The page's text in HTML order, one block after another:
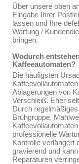
Über unsere oben
Eingabe Ihrer
lassen und Ihre
Wartung /
bringen.
Wodurch
Kaffeeautomaten?
Die häufigsten
Ablagerungen von
Verschleiß. Eher
Durch
Brühgruppe,
professionelle
Kontrolle verlängert
gravierend und
Reparaturen